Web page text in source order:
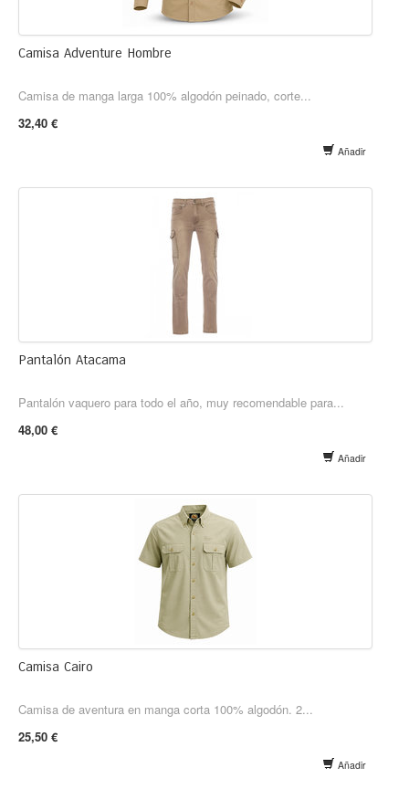
Camisa Adventure Hombre
Camisa de manga larga 100% algodón peinado, corte...
32,40 €
Añadir
Pantalón Atacama
Pantalón vaquero para todo el año, muy recomendable para...
48,00 €
Añadir
Camisa Cairo
Camisa de aventura en manga corta 100% algodón. 2...
25,50 €
Añadir